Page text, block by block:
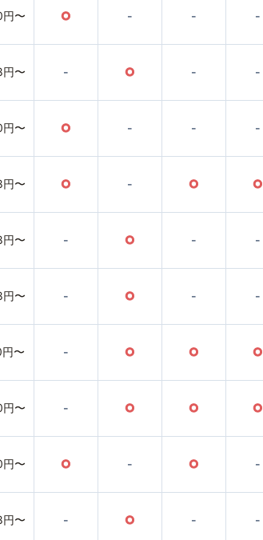
〜 ○ - - -
〜 - ○ - -
〜 ○ - - -
〜 ○ - ○ ○
〜 - ○ - -
〜 - ○ - -
〜 - ○ ○ ○
〜 - ○ ○ ○
〜 ○ - ○ -
〜 - ○ - -